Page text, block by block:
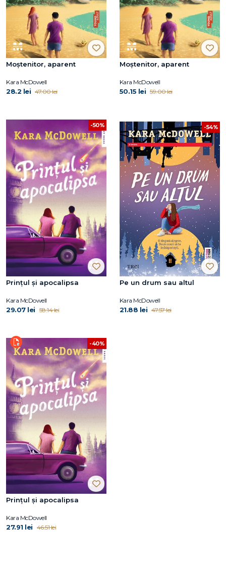
Moștenitor, aparent
Kara McDowell
28.2 lei 47.00 lei
Moștenitor, aparent
Kara McDowell
50.15 lei 59.00 lei
-50%
Prințul și apocalipsa
Kara McDowell
29.07 lei 58.14 lei
-54%
Pe un drum sau altul
Kara McDowell
21.88 lei 47.57 lei
-40%
Prințul și apocalipsa
Kara McDowell
27.91 lei 46.51 lei